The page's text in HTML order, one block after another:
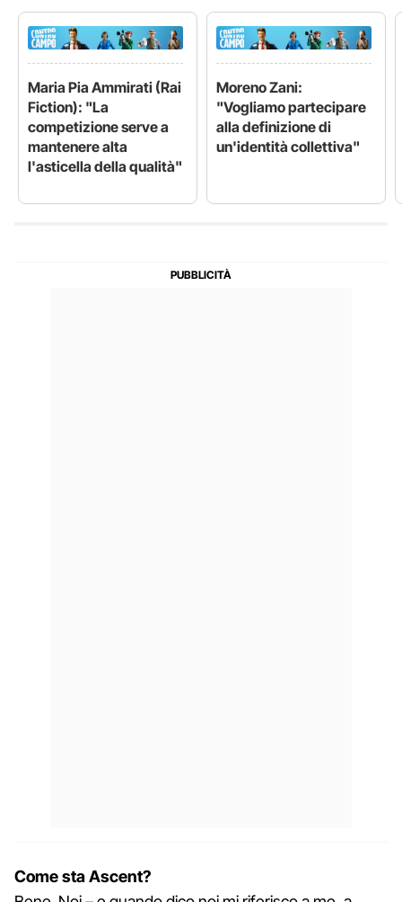
Maria Pia Ammirati (Rai
Fiction): "La
competizione serve a
mantenere alta
l'asticella della qualità"
Moreno Zani:
"Vogliamo partecipare
alla definizione di
un'identità collettiva"
Come sta Ascent?